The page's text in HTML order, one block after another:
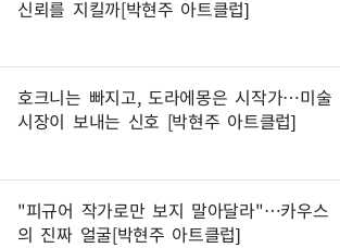
신뢰를 지킬까[박현주 아트클럽]
호크니는 빠지고, 도라에몽은 시작가…미술
시장이 보내는 신호 [박현주 아트클럽]
"피규어 작가로만 보지 말아달라"…카우스
의 진짜 얼굴[박현주 아트클럽]